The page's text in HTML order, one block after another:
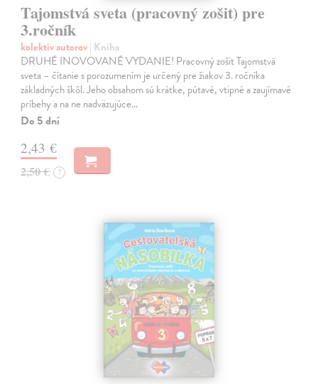
Tajomstvá sveta (pracovný zošit) pre
3.ročník
kolektív autorov| Kniha
DRUHÉ INOVOVANÉ VYDANIE! Pracovný zošit Tajomstvá
sveta – čítanie s porozumením je určený pre žiakov 3. ročníka
základných škôl. Jeho obsahom sú krátke, pútavé, vtipné a zaujímavé
príbehy a na ne nadväzujúce…
Do 5 dní
2,43 €
2,50 € ?